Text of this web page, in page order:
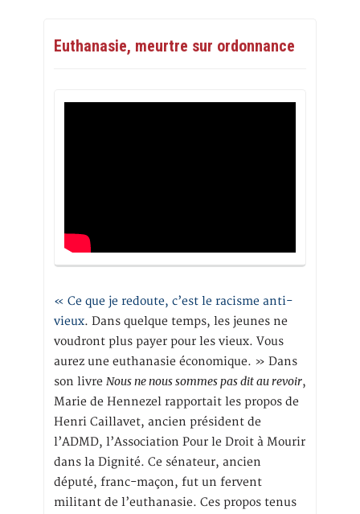
Euthanasie, meurtre sur ordonnance
« Ce que je redoute, c’est le racisme anti-
vieux. Dans quelque temps, les jeunes ne
voudront plus payer pour les vieux. Vous
aurez une euthanasie économique. » Dans
son livre Nous ne nous sommes pas dit au revoir,
Marie de Hennezel rapportait les propos de
Henri Caillavet, ancien président de
l’ADMD, l’Association Pour le Droit à Mourir
dans la Dignité. Ce sénateur, ancien
député, franc-maçon, fut un fervent
militant de l’euthanasie. Ces propos tenus